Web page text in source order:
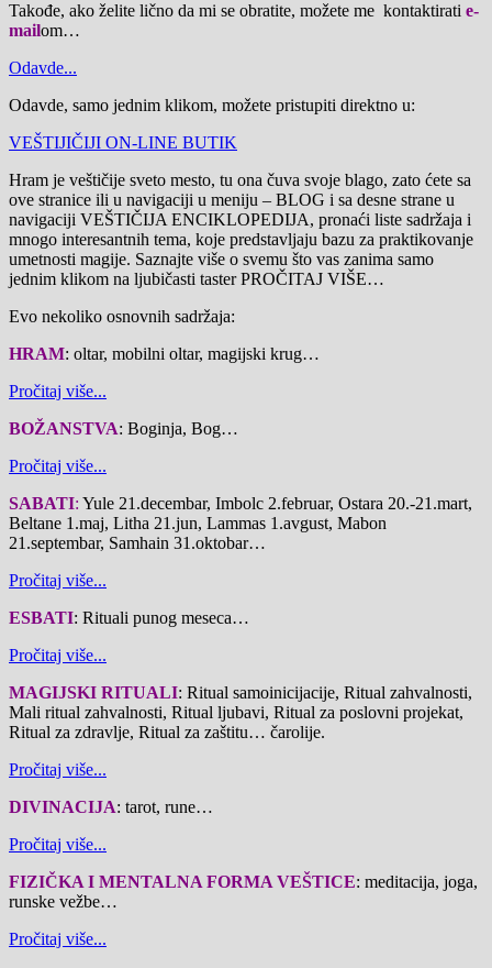
Takođe, ako želite lično da mi se obratite, možete me kontaktirati e-
mailom…
Odavde...
Odavde, samo jednim klikom, možete pristupiti direktno u:
VEŠTIJIČIJI ON-LINE BUTIK
Hram je veštičije sveto mesto, tu ona čuva svoje blago, zato ćete sa
ove stranice ili u navigaciji u meniju – BLOG i sa desne strane u
navigaciji VEŠTIČIJA ENCIKLOPEDIJA, pronaći liste sadržaja i
mnogo interesantnih tema, koje predstavljaju bazu za praktikovanje
umetnosti magije. Saznajte više o svemu što vas zanima samo
jednim klikom na ljubičasti taster PROČITAJ VIŠE…
Evo nekoliko osnovnih sadržaja:
HRAM: oltar, mobilni oltar, magijski krug…
Pročitaj više...
BOŽANSTVA: Boginja, Bog…
Pročitaj više...
SABATI: Yule 21.decembar, Imbolc 2.februar, Ostara 20.-21.mart,
Beltane 1.maj, Litha 21.jun, Lammas 1.avgust, Mabon
21.septembar, Samhain 31.oktobar…
Pročitaj više...
ESBATI: Rituali punog meseca…
Pročitaj više...
MAGIJSKI RITUALI: Ritual samoinicijacije, Ritual zahvalnosti,
Mali ritual zahvalnosti, Ritual ljubavi, Ritual za poslovni projekat,
Ritual za zdravlje, Ritual za zaštitu… čarolije.
Pročitaj više...
DIVINACIJA: tarot, rune…
Pročitaj više...
FIZIČKA I MENTALNA FORMA VEŠTICE: meditacija, joga,
runske vežbe…
Pročitaj više...